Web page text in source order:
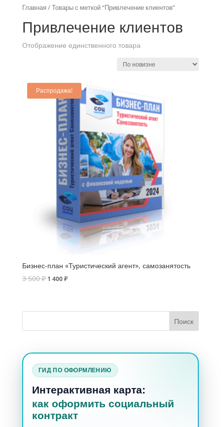
Главная / Товары с меткой “Привлечение клиентов”
Привлечение клиентов
Отображение единственного товара
Распродажа!
Бизнес-план «Туристический агент», самозанятость
3 500₽ 1 400₽
ГИД ПО ОФОРМЛЕНИЮ
Интерактивная карта:
как оформить социальный
контракт